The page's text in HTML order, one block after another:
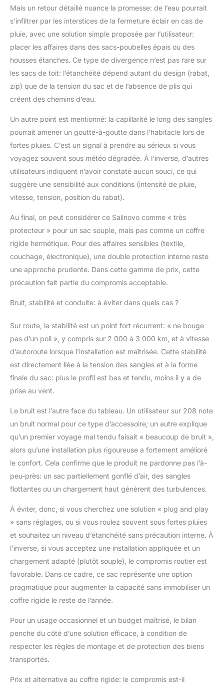
Mais un retour détaillé nuance la promesse: de l’eau pourrait
s’infiltrer par les interstices de la fermeture éclair en cas de
pluie, avec une solution simple proposée par l’utilisateur:
placer les affaires dans des sacs-poubelles épais ou des
housses étanches. Ce type de divergence n’est pas rare sur
les sacs de toit: l’étanchéité dépend autant du design (rabat,
zip) que de la tension du sac et de l’absence de plis qui
créent des chemins d’eau.
Un autre point est mentionné: la capillarité le long des sangles
pourrait amener un goutte-à-goutte dans l’habitacle lors de
fortes pluies. C’est un signal à prendre au sérieux si vous
voyagez souvent sous météo dégradée. À l’inverse, d’autres
utilisateurs indiquent n’avoir constaté aucun souci, ce qui
suggère une sensibilité aux conditions (intensité de pluie,
vitesse, tension, position du rabat).
Au final, on peut considérer ce Sailnovo comme « très
protecteur » pour un sac souple, mais pas comme un coffre
rigide hermétique. Pour des affaires sensibles (textile,
couchage, électronique), une double protection interne reste
une approche prudente. Dans cette gamme de prix, cette
précaution fait partie du compromis acceptable.
Bruit, stabilité et conduite: à éviter dans quels cas ?
Sur route, la stabilité est un point fort récurrent: « ne bouge
pas d’un poil », y compris sur 2 000 à 3 000 km, et à vitesse
d’autoroute lorsque l’installation est maîtrisée. Cette stabilité
est directement liée à la tension des sangles et à la forme
finale du sac: plus le profil est bas et tendu, moins il y a de
prise au vent.
Le bruit est l’autre face du tableau. Un utilisateur sur 208 note
un bruit normal pour ce type d’accessoire; un autre explique
qu’un premier voyage mal tendu faisait « beaucoup de bruit »,
alors qu’une installation plus rigoureuse a fortement amélioré
le confort. Cela confirme que le produit ne pardonne pas l’à-
peu-près: un sac partiellement gonflé d’air, des sangles
flottantes ou un chargement haut génèrent des turbulences.
À éviter, donc, si vous cherchez une solution « plug and play
» sans réglages, ou si vous roulez souvent sous fortes pluies
et souhaitez un niveau d’étanchéité sans précaution interne. À
l’inverse, si vous acceptez une installation appliquée et un
chargement adapté (plutôt souple), le compromis routier est
favorable. Dans ce cadre, ce sac représente une option
pragmatique pour augmenter la capacité sans immobiliser un
coffre rigide le reste de l’année.
Pour un usage occasionnel et un budget maîtrisé, le bilan
penche du côté d’une solution efficace, à condition de
respecter les règles de montage et de protection des biens
transportés.
Prix et alternative au coffre rigide: le compromis est-il